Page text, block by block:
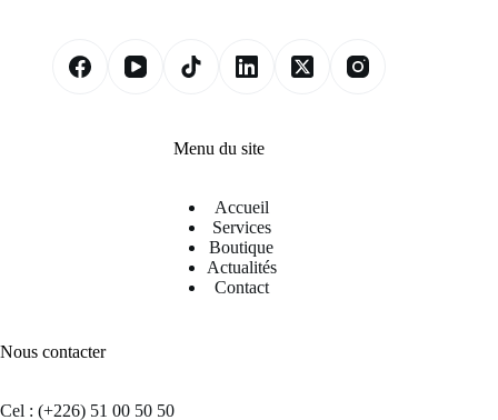
Menu du site
Accueil
Services
Boutique
Actualités
Contact
Nous contacter
Cel : (+226) 51 00 50 50